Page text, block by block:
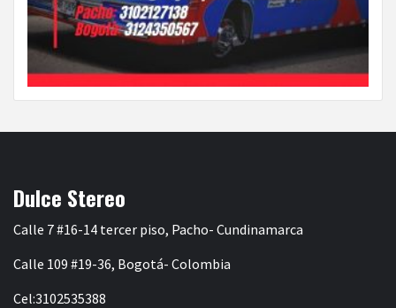
Dulce Stereo
Calle 7 #16-14 tercer piso, Pacho- Cundinamarca
Calle 109 #19-36, Bogotá- Colombia
Cel:3102535388